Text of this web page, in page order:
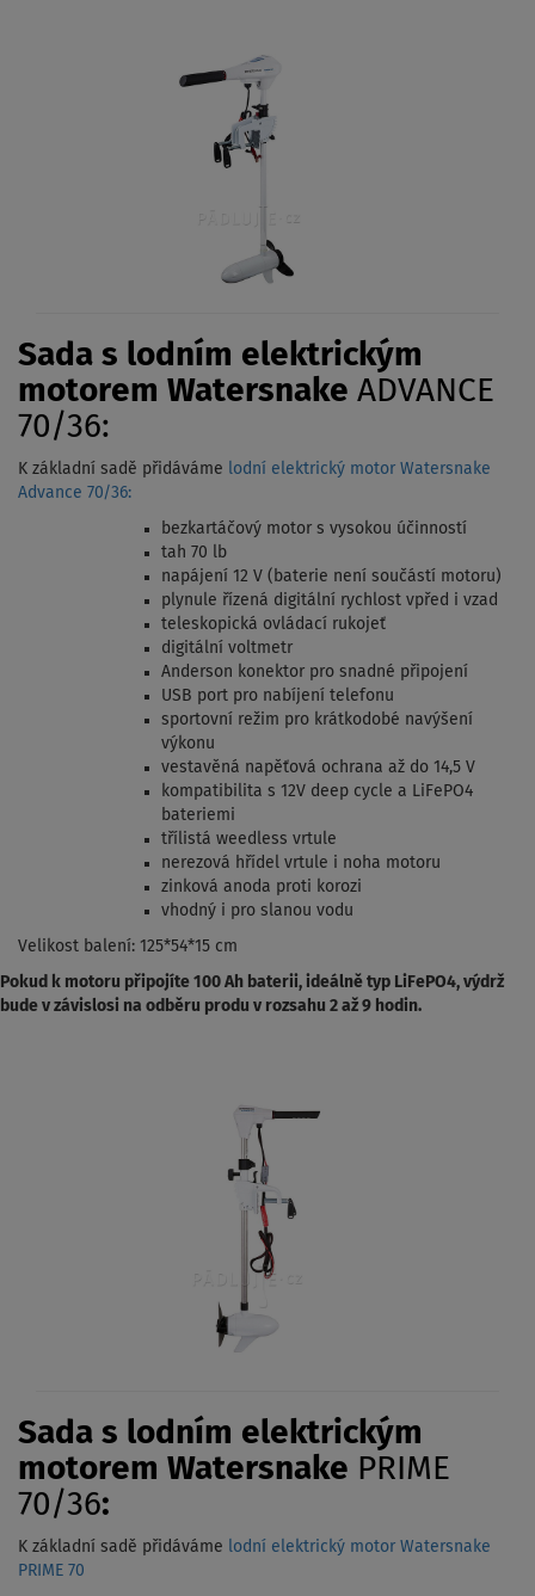
Sada s lodním elektrickým
motorem Watersnake ADVANCE
70/36:
K základní sadě přidáváme lodní elektrický motor Watersnake
Advance 70/36:
bezkartáčový motor s vysokou účinností
tah 70 lb
napájení 12 V (baterie není součástí motoru)
plynule řízená digitální rychlost vpřed i vzad
teleskopická ovládací rukojeť
digitální voltmetr
Anderson konektor pro snadné připojení
USB port pro nabíjení telefonu
sportovní režim pro krátkodobé navýšení
výkonu
vestavěná napěťová ochrana až do 14,5 V
kompatibilita s 12V deep cycle a LiFePO4
bateriemi
třílistá weedless vrtule
nerezová hřídel vrtule i noha motoru
zinková anoda proti korozi
vhodný i pro slanou vodu
Velikost balení: 125*54*15 cm
Pokud k motoru připojíte 100 Ah baterii, ideálně typ LiFePO4, výdrž
bude v závislosi na odběru produ v rozsahu 2 až 9 hodin.
Sada s lodním elektrickým
motorem Watersnake PRIME
70/36:
K základní sadě přidáváme
lodní elektrický motor Watersnake
PRIME 70